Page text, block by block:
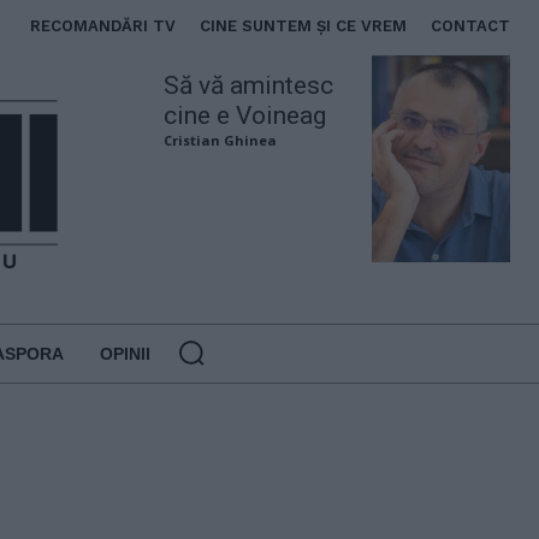
RECOMANDĂRI TV CINE SUNTEM ȘI CE VREM CONTACT
Să vă amintesc
cine e Voineag
Cristian Ghinea
OPINII